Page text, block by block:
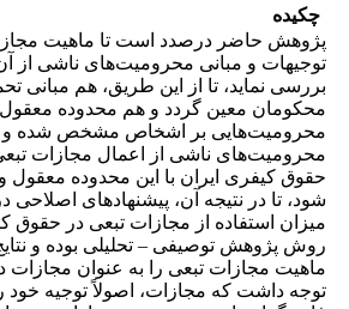
چکیده
پژوهش حاضر درصدد است تا ماهیت
توجیهات و مبانی محرومیت‌های ناشی از
بررسی نماید، تا از این طریق، هم مبانی
محکومان معین گردد و هم محدوده
محرومیت‌هایی بر اشخاص مشخص شده
محرومیت‌های ناشی از اعمال مجازات
حقوق کیفری ایران با این محدوده معقول
شود، تا در نتیجه آن، پیشنهادهای اصلاحی
میزان استفاده از مجازات تبعی در حقوق
روش پژوهش توصیفی – تحلیلی بوده و
ماهیت مجازات تبعی را به عنوان مجازات
توجه داشت که مجازات، اصولاً توجیه خود